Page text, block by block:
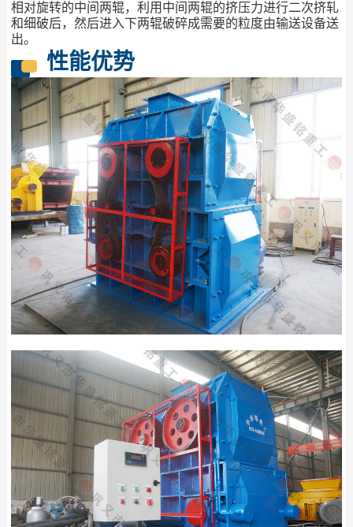
相对旋转的中间两辊，利用中间两辊的挤压力进行二次挤轧
和细破后，然后进入下两辊破碎成需要的粒度由输送设备送
出。
性能优势